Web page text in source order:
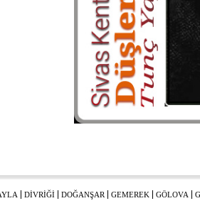
DİVRİĞİ DOĞANŞAR GEMEREK GÖLOVA